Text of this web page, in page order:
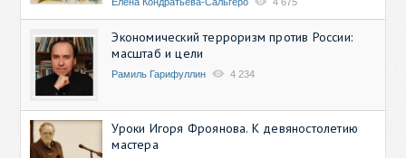
Экономический терроризм против России:
масштаб и цели
Рамиль Гарифуллин 4 234
Уроки Игоря Фроянова. К девяностолетию
мастера